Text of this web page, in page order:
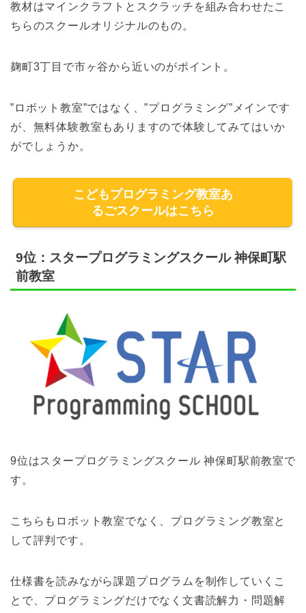
教材はマインクラフトとスクラッチを組み合わせたこ
ちらのスクールオリジナルのもの。
麹町3丁目で市ヶ谷から近いのがポイント。
”ロボット教室”ではなく、”プログラミング”メインです
が、無料体験教室もありますので体験してみてはいか
がでしょうか。
こどもプログラミング教室あ
るごスクールはこちら
9位：スタープログラミングスクール 神保町駅
前教室
9位はスタープログラミングスクール 神保町駅前教室で
す。
こちらもロボット教室でなく、プログラミング教室と
して評判です。
仕様書を読みながら課題プログラムを制作していくこ
とで、プログラミングだけでなく文書読解力・問題解